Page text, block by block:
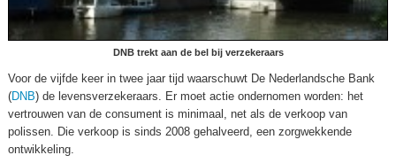
DNB trekt aan de bel bij verzekeraars
Voor de vijfde keer in twee jaar tijd waarschuwt De Nederlandsche Bank
(DNB) de levensverzekeraars. Er moet actie ondernomen worden: het
vertrouwen van de consument is minimaal, net als de verkoop van
polissen. Die verkoop is sinds 2008 gehalveerd, een zorgwekkende
ontwikkeling.